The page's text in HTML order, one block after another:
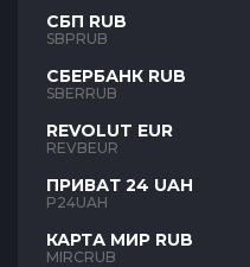
СБП RUB
SBPRUB
СБЕРБАНК RUB
SBERRUB
REVOLUT EUR
REVBEUR
ПРИВАТ 24 UAH
P24UAH
КАРТА МИР RUB
MIRCRUB